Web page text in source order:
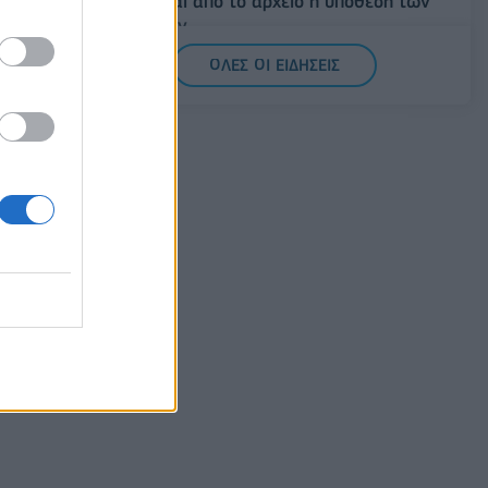
υποκλοπών
07/08/2026 - 14:11 ΕΛΛΑΔΑ
ΟΛΕΣ ΟΙ ΕΙΔΗΣΕΙΣ